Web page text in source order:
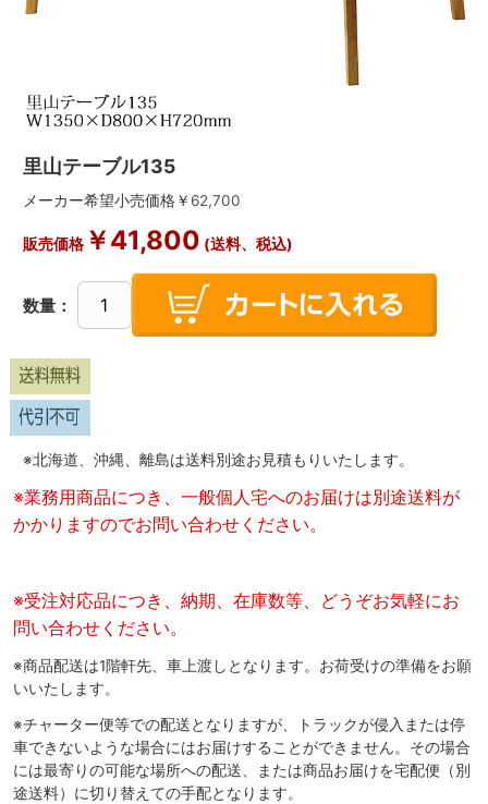
里山テーブル135
メーカー希望小売価格￥ 62,700
販売価格￥41,800 (送料、税込)
数量：
※北海道、沖縄、離島は送料別途お見積もりいたします。
※業務用商品につき、一般個人宅へのお届けは別途送料が
かかりますのでお問い合わせください。
※受注対応品につき、納期、在庫数等、どうぞお気軽にお
問い合わせください。
※商品配送は1階軒先、車上渡しとなります。お荷受けの準備をお願
いいたします。
※チャーター便等での配送となりますが、トラックが侵入または停
車できないような場合にはお届けすることができません。その場合
には最寄りの可能な場所への配送、または商品お届けを宅配便（別
途送料）に切り替えての手配となります。